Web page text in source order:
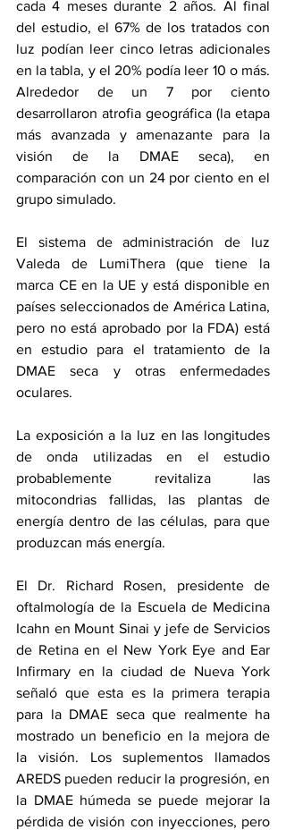
cada 4 meses durante 2 años. Al final
del estudio, el 67% de los tratados con
luz podían leer cinco letras adicionales
en la tabla, y el 20% podía leer 10 o más.
Alrededor de un 7 por ciento
desarrollaron atrofia geográfica (la etapa
más avanzada y amenazante para la
visión de la DMAE seca), en
comparación con un 24 por ciento en el
grupo simulado.
El sistema de administración de luz
Valeda de LumiThera (que tiene la
marca CE en la UE y está disponible en
países seleccionados de América Latina,
pero no está aprobado por la FDA) está
en estudio para el tratamiento de la
DMAE seca y otras enfermedades
oculares.
La exposición a la luz en las longitudes
de onda utilizadas en el estudio
probablemente revitaliza las
mitocondrias fallidas, las plantas de
energía dentro de las células, para que
produzcan más energía.
El Dr. Richard Rosen, presidente de
oftalmología de la Escuela de Medicina
Icahn en Mount Sinai y jefe de Servicios
de Retina en el New York Eye and Ear
Infirmary en la ciudad de Nueva York
señaló que esta es la primera terapia
para la DMAE seca que realmente ha
mostrado un beneficio en la mejora de
la visión. Los suplementos llamados
AREDS pueden reducir la progresión, en
la DMAE húmeda se puede mejorar la
pérdida de visión con inyecciones, pero